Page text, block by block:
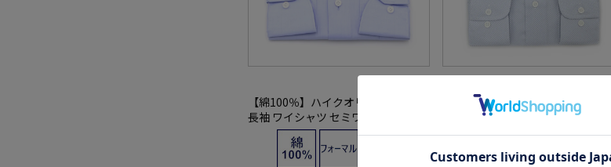
【綿100％】ハイクオリティシャツ
長袖 ワイシャツ セミワイド サック
ス 無地 STOVEL＆MASON 通年
【綿100％】長袖 ワイシャツ ワイド
プリント柄 サックス S＆M BLUE LA
BEL 通年